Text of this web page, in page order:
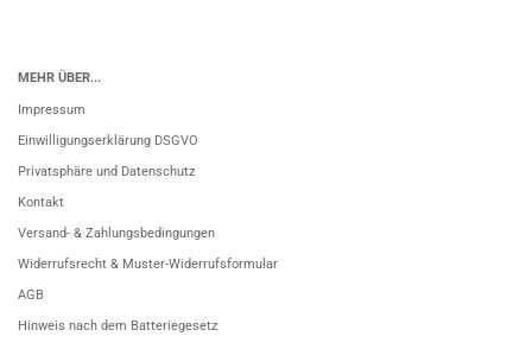
MEHR ÜBER...
Impressum
Einwilligungserklärung DSGVO
Privatsphäre und Datenschutz
Kontakt
Versand- & Zahlungsbedingungen
Widerrufsrecht & Muster-Widerrufsformular
AGB
Hinweis nach dem Batteriegesetz